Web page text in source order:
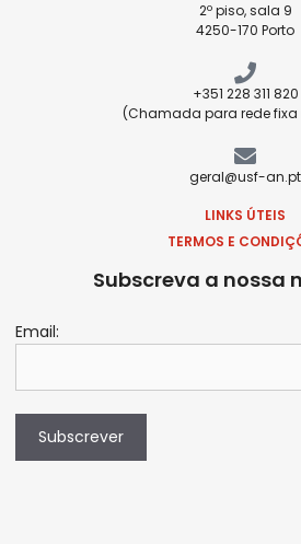
2º piso, sala 9
4250-170 Porto
+351 228 311 820
(Chamada para rede
geral@usf-an.pt
LINKS ÚTEIS
TERMOS E
Subscreva a nossa
Email:
Subscrever